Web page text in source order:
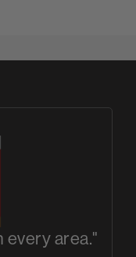
every area."